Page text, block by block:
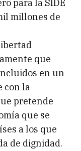
para la SIDE
millones de
que
en un
con la
pretende
que se
a los que
de dignidad.